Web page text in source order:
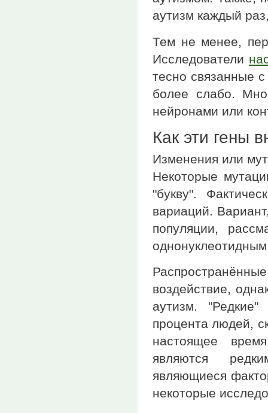
аутизм каждый
Тем не менее,
Исследователи
тесно связанные
более слабо.
нейронами или
Как эти гены
Изменения или
Некоторые
"букву".
вариаций.
популяции,
воздействие,
аутизм.
процента людей,
настоящее
являются
являющиеся
некоторые